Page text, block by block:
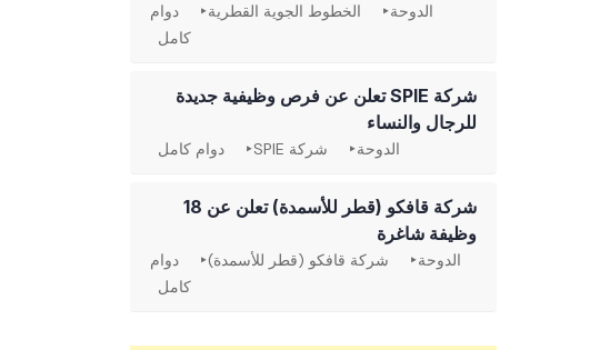
الدوحة الخطوط الجوية القطرية
دوام
كامل
شركة SPIE تعلن عن فرص وظيفية جديدة
للرجال والنساء
الدوحة شركة SPIE دوام كامل
شركة قافكو (قطر للأسمدة) تعلن عن 18
وظيفة شاغرة
الدوحة شركة قافكو (قطر للأسمدة)
دوام
كامل